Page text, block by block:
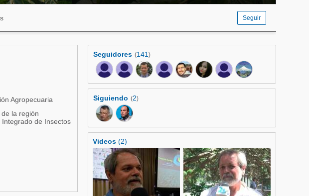
Seguir
Agropecuaria
la región
de Insectos
Seguidores (141)
Siguiendo (2)
Videos(2)